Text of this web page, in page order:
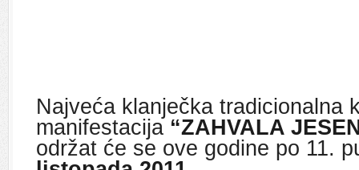
Najveća klanječka tradicionalna
manifestacija “ZAHVALA
održat će se ove godine po 11.